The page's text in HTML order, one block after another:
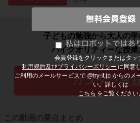
会員登録をクリックまたはタッ
利用規約及びプライバシーポリシーに同意
ご利用のメールサービスで @try-it.jp からのメ
い。詳しくは
こちら をご覧ください
子どもの勉強から大人の
ハイクオリティーな授
この動画の要点まとめ